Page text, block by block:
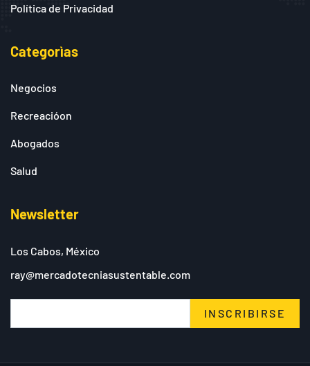
Política de Privacidad
Categorìas
Negocios
Recreacióon
Abogados
Salud
Newsletter
Los Cabos, México
ray@mercadotecniasustentable.com
INSCRIBIRSE